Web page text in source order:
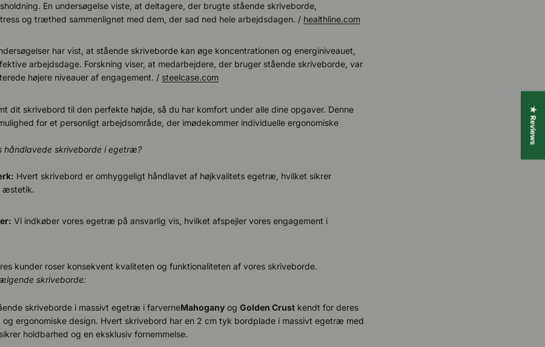
En undersøgelse viste, at deltagere, der brugte stående skriveborde,
og træthed sammenlignet med dem, der sad ned hele arbejdsdagen. / healthline.com
har vist, at stående skriveborde kan øge koncentrationen og energiniveauet,
arbejdsdage. Forskning viser, at medarbejdere, der bruger stående skriveborde, var
højere niveauer af engagement. / steelcase.com
dit skrivebord til den perfekte højde, så du har komfort under alle dine opgaver. Denne
for et personligt arbejdsområde, der imødekommer individuelle ergonomiske
håndlavede skriveborde i egetræ?
Hvert skrivebord er omhyggeligt håndlavet af højkvalitets egetræ, hvilket sikrer
æstetik.
Vi indkøber vores egetræ på ansvarlig vis, hvilket afspejler vores engagement i
kunder roser konsekvent kvaliteten og funktionaliteten af vores skriveborde.
skriveborde:
skriveborde i massivt egetræ i farverneMahogany og Golden Crust kendt for deres
ergonomiske design. Hvert skrivebord har en 2 cm tyk bordplade i massivt egetræ med
holdbarhed og en eksklusiv fornemmelse.
★ Reviews